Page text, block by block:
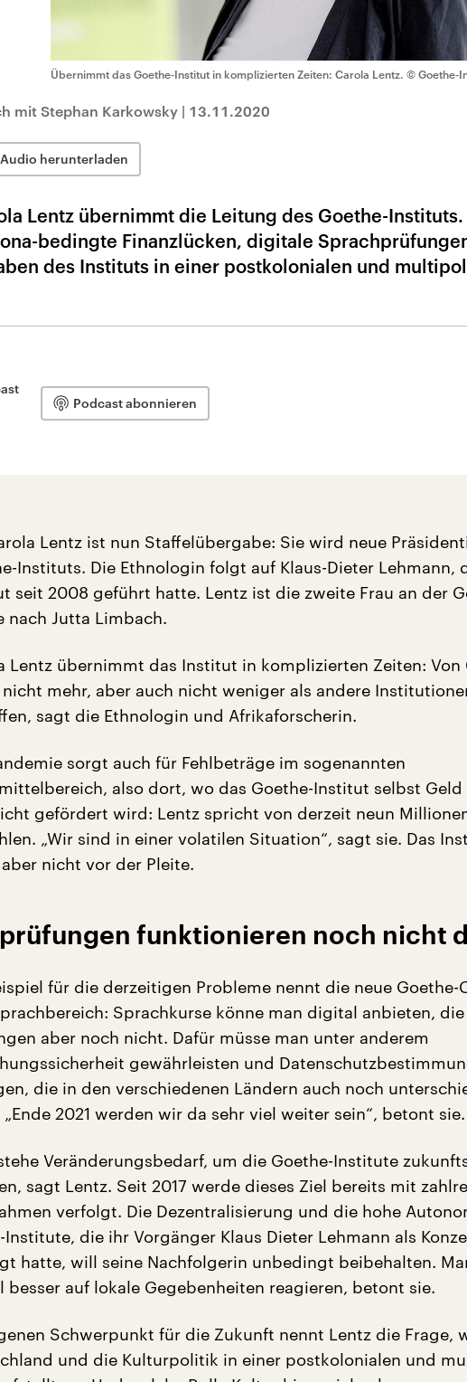
Übernimmt das Goethe-Institut in komplizierten Zeiten: Carola Lentz. © Goethe-
mit Stephan Karkowsky | 13.11.2020
Audio herunterladen
Lentz übernimmt die Leitung des Goethe-Instituts.
bedingte Finanzlücken, digitale
des Instituts in einer postkolonialen und
Podcast abonnieren
Lentz ist nun Staffelübergabe: Sie wird neue
Instituts. Die Ethnologin folgt auf Klaus-Dieter Lehmann,
seit 2008 geführt hatte. Lentz ist die zweite Frau an der
nach Jutta Limbach.
Lentz übernimmt das Institut in komplizierten Zeiten: Von
nicht mehr, aber auch nicht weniger als andere
sagt die Ethnologin und Afrikaforscherin.
sorgt auch für Fehlbeträge im sogenannten
also dort, wo das Goethe-Institut selbst
gefördert wird: Lentz spricht von derzeit neun
„Wir sind in einer volatilen Situation“, sagt sie. Das
nicht vor der Pleite.
funktionieren noch nicht
für die derzeitigen Probleme nennt die neue Goethe-
Sprachkurse könne man digital anbieten, die
aber noch nicht. Dafür müsse man unter anderem
gewährleisten und
die in den verschiedenen Ländern auch noch
„Ende 2021 werden wir da sehr viel weiter sein“, betont sie.
Veränderungsbedarf, um die Goethe-Institute
sagt Lentz. Seit 2017 werde dieses Ziel bereits mit
verfolgt. Die Dezentralisierung und die hohe
Institute, die ihr Vorgänger Klaus Dieter Lehmann als
hatte, will seine Nachfolgerin unbedingt beibehalten.
besser auf lokale Gegebenheiten reagieren, betont sie.
Schwerpunkt für die Zukunft nennt Lentz die Frage,
und die Kulturpolitik in einer postkolonialen und